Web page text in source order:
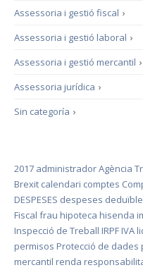
›
Assessoria i gestió fiscal
›
Assessoria i gestió laboral
›
Assessoria i gestió mercantil
›
Assessoria jurídica
›
Sin categoría
2017 administradorAgència
Brexit calendari comptes
DESPESES despeses
Fiscal frau hipoteca hisenda
Inspecció de Treball IRPF IVA
permisos Protecció de dades
mercantil renda